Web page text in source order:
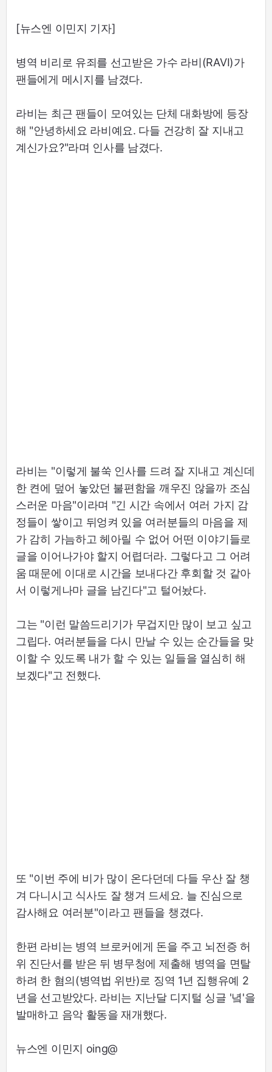
[뉴스엔 이민지 기자]
병역 비리로 유죄를 선고받은 가수 라비(RAVI)가
팬들에게 메시지를 남겼다.
라비는 최근 팬들이 모여있는 단체 대화방에 등장
해 "안녕하세요 라비예요. 다들 건강히 잘 지내고
계신가요?"라며 인사를 남겼다.
라비는 "이렇게 불쑥 인사를 드려 잘 지내고 계신데
한 켠에 덮어 놓았던 불편함을 깨우진 않을까 조심
스러운 마음"이라며 "긴 시간 속에서 여러 가지 감
정들이 쌓이고 뒤엉켜 있을 여러분들의 마음을 제
가 감히 가늠하고 헤아릴 수 없어 어떤 이야기들로
글을 이어나가야 할지 어렵더라. 그렇다고 그 어려
움 때문에 이대로 시간을 보내다간 후회할 것 같아
서 이렇게나마 글을 남긴다"고 털어놨다.
그는 "이런 말씀드리기가 무겁지만 많이 보고 싶고
그립다. 여러분들을 다시 만날 수 있는 순간들을 맞
이할 수 있도록 내가 할 수 있는 일들을 열심히 해
보겠다"고 전했다.
또 "이번 주에 비가 많이 온다던데 다들 우산 잘 챙
겨 다니시고 식사도 잘 챙겨 드세요. 늘 진심으로
감사해요 여러분"이라고 팬들을 챙겼다.
한편 라비는 병역 브로커에게 돈을 주고 뇌전증 허
위 진단서를 받은 뒤 병무청에 제출해 병역을 면탈
하려 한 혐의(병역법 위반)로 징역 1년 집행유예 2
년을 선고받았다. 라비는 지난달 디지털 싱글 '녘'을
발매하고 음악 활동을 재개했다.
뉴스엔 이민지 oing@